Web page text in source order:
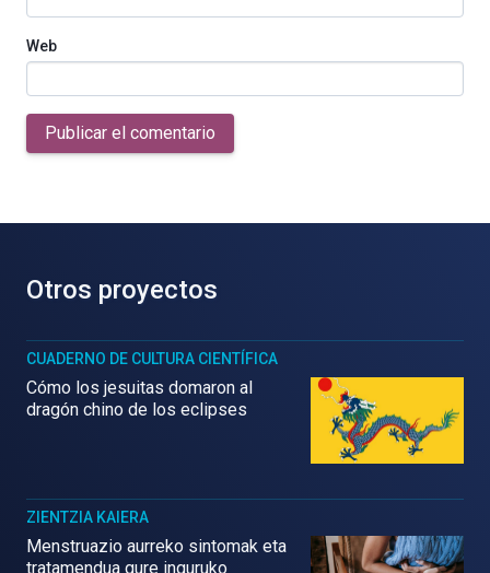
Web
Publicar el comentario
Otros proyectos
CUADERNO DE CULTURA CIENTÍFICA
Cómo los jesuitas domaron al
dragón chino de los eclipses
ZIENTZIA KAIERA
Menstruazio aurreko sintomak eta
tratamendua gure inguruko